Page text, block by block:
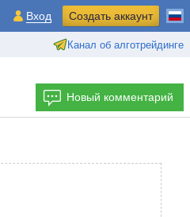
Канал об алготрейдинге
Вход Создать аккаунт
Новый комментарий